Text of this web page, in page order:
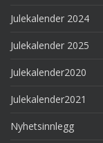
Julekalender 2024
Julekalender 2025
Julekalender2020
Julekalender2021
Nyhetsinnlegg